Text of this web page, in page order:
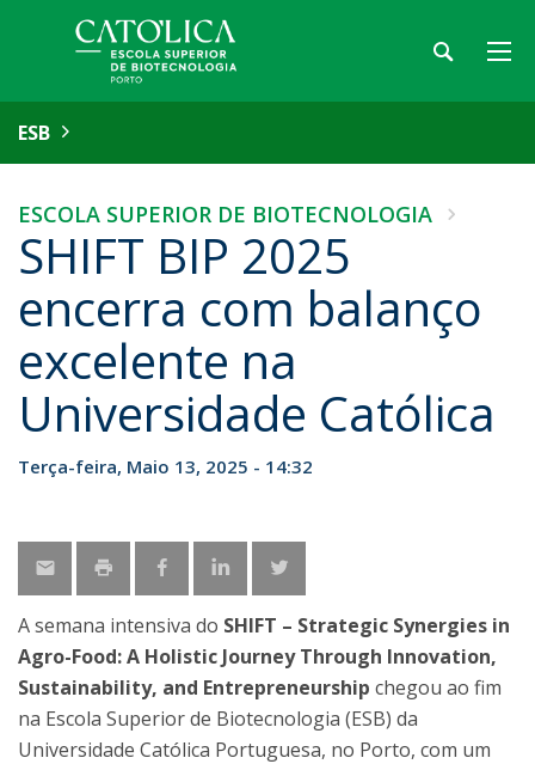
ESB
ESCOLA SUPERIOR DE BIOTECNOLOGIA
SHIFT BIP 2025
encerra com balanço
excelente na
Universidade Católica
Terça-feira, Maio 13, 2025 - 14:32
A semana intensiva do SHIFT – Strategic Synergies in
Agro-Food: A Holistic Journey Through Innovation,
Sustainability, and Entrepreneurship chegou ao fim
na Escola Superior de Biotecnologia (ESB) da
Universidade Católica Portuguesa, no Porto, com um